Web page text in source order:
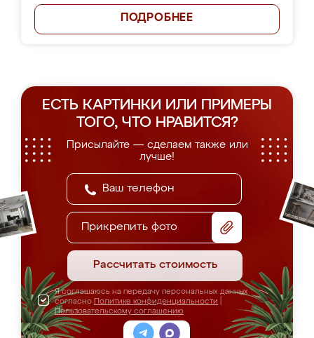
ПОДРОБНЕЕ
ЕСТЬ КАРТИНКИ ИЛИ ПРИМЕРЫ
ТОГО, ЧТО НРАВИТСЯ?
Присылайте — сделаем также или
лучше!
Прикрепить фото
Рассчитать стоимость
Я соглашаюсь на передачу персональных данных
согласно Политике конфиденциальности
Пользовательскому соглашению